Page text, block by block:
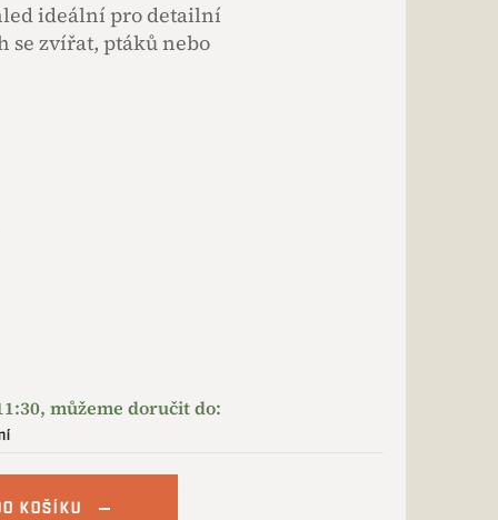
ideální pro detailní
se zvířat, ptáků nebo
KOŠÍKU